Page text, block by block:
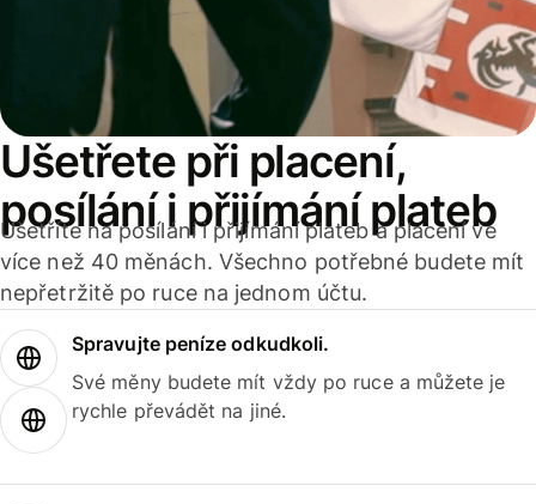
Ušetřete při placení,
posílání i přijímání plateb
Ušetříte na posílání i přijímání plateb a placení ve
více než 40 měnách. Všechno potřebné budete mít
nepřetržitě po ruce na jednom účtu.
Spravujte peníze odkudkoli.
Své měny budete mít vždy po ruce a můžete je
rychle převádět na jiné.